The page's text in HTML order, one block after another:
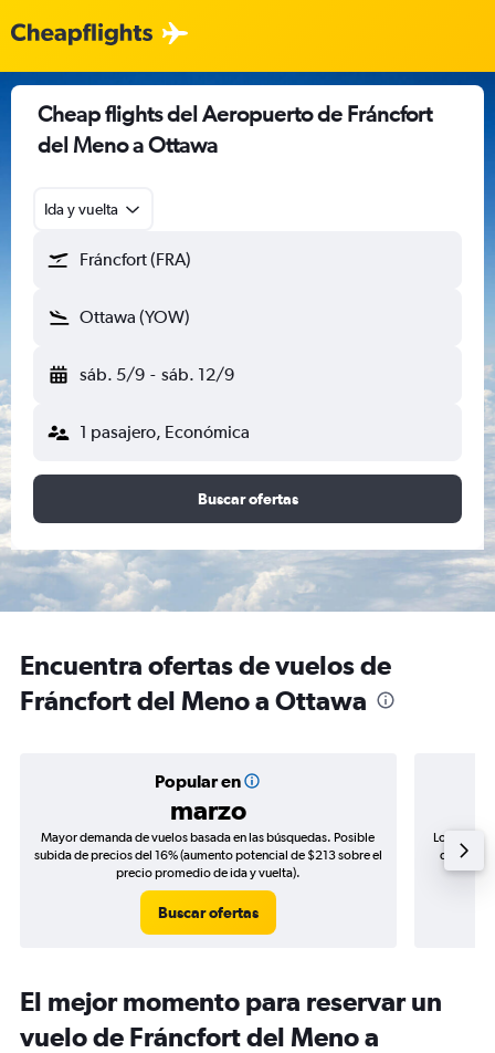
Cheap flights del Aeropuerto de Fráncfort
del Meno a Ottawa
Ida y vuelta
Fráncfort (FRA)
Ottawa (YOW)
sáb. 5/9 - sáb. 12/9
1 pasajero, Económica
Buscar ofertas
Encuentra ofertas de vuelos de
Fráncfort del Meno a Ottawa
Popular en
marzo
Mayor demanda de vuelos basada en las búsquedas. Posible
subida de precios del 16% (aumento potencial de $213 sobre el
precio promedio de ida y vuelta).
Buscar ofertas
Los
de
El mejor momento para reservar un
vuelo de Fráncfort del Meno a